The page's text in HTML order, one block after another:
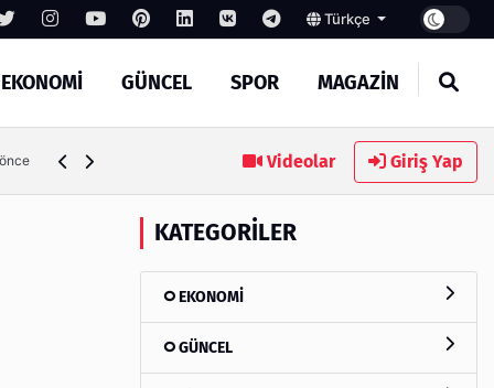
Türkçe
EKONOMİ GÜNCEL SPOR MAGAZİN
5 gün önceVideolar Giriş Yap
KATEGORILER
EKONOMİ
GÜNCEL